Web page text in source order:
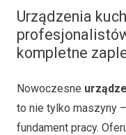
Urządzenia
kompletne
Nowoczesne
to nie tylko maszyny
fundament pracy.